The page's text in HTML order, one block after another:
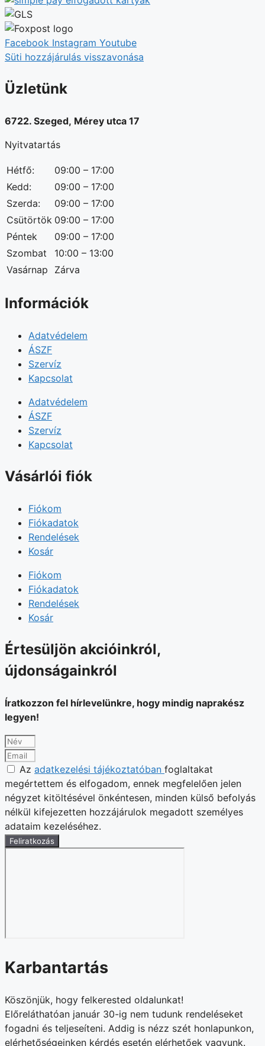
Facebook Instagram Youtube
Süti hozzájárulás visszavonása
Üzletünk
6722. Szeged, Mérey utca 17
Nyitvatartás
Hétfő:
09:00 – 17:00
Kedd:
09:00 – 17:00
Szerda:
09:00 – 17:00
Csütörtök 09:00 – 17:00
Péntek
09:00 – 17:00
Szombat
10:00 – 13:00
Vasárnap
Zárva
Információk
Adatvédelem
ÁSZF
Szervíz
Kapcsolat
Adatvédelem
ÁSZF
Szervíz
Kapcsolat
Vásárlói fiók
Fiókom
Fiókadatok
Rendelések
Kosár
Fiókom
Fiókadatok
Rendelések
Kosár
Értesüljön akcióinkról,
újdonságainkról
Íratkozzon fel hírlevelünkre, hogy mindig naprakész
legyen!
Az adatkezelési tájékoztatóban foglaltakat
megértettem és elfogadom, ennek megfelelően jelen
négyzet kitöltésével önkéntesen, minden külső befolyás
nélkül kifejezetten hozzájárulok megadott személyes
adataim kezeléséhez.
Feliratkozás
Karbantartás
Köszönjük, hogy felkerested oldalunkat!
Előreláthatóan január 30-ig nem tudunk rendeléseket
fogadni és teljeseíteni. Addig is nézz szét honlapunkon,
elérhetőségeinken kérdés esetén elérhetőek vagyunk.